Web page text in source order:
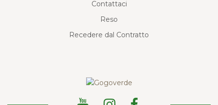
Contattaci
Reso
Recedere dal Contratto